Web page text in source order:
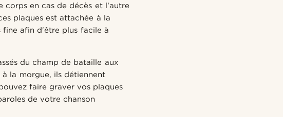
corps en cas de décès et l'autre
plaques est attachée à la
fine afin d'être plus facile à
du champ de bataille aux
la morgue, ils détiennent
faire graver vos plaques
de votre chanson